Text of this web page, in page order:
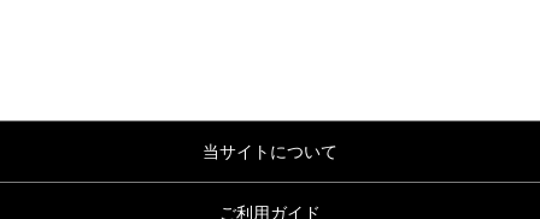
当サイトについて
ご利用ガイド